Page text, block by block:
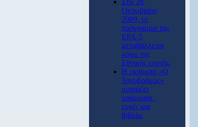
Στις 28
Οκτωβρίου
2009, το
πρόγραμμα της
ΕΡΑ-5
μεταβάλλεται
λόγω της
Εθνικής εορτής.
Η εκπομπή «Ο
Ταχυδρόμος»
μοιράζει
γράμματα ,
ευχές και
βιβλία.